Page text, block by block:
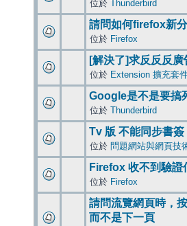
位於 Thunderbird
請問如何firefox新
位於 Firefox
[解決了]求反反反廣
位於 Extension 擴充套
Google是不是要搞
位於 Thunderbird
Tv 版 不能同步書簽
位於 問題網站與網頁技
Firefox 收不到驗證
位於 Firefox
請問流覽網頁時，
而不是下一頁